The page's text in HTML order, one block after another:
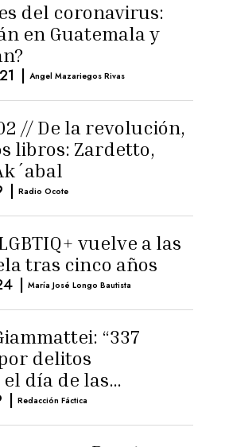
del coronavirus:
en Guatemala y
| Angel Mazariegos Rivas
// De la revolución,
libros: Zardetto,
| Radio Ocote
vuelve a las
tras cinco años
| María José Longo Bautista
“337
delitos
día de las
| Redacción Fáctica